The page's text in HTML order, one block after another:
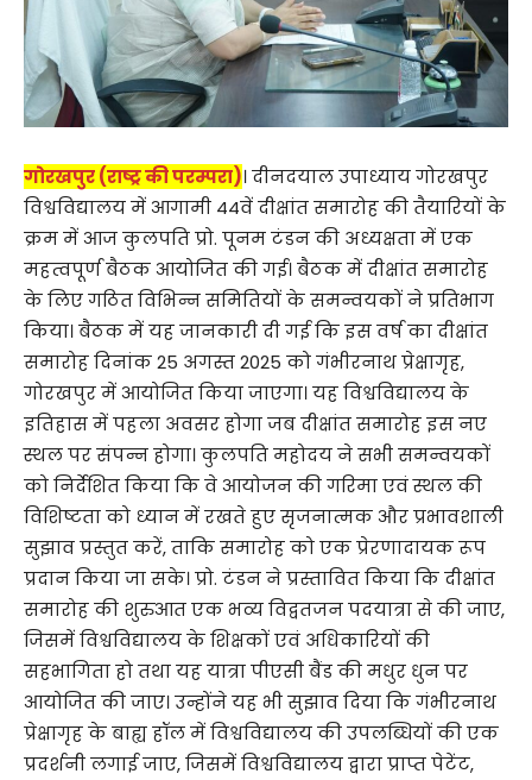
गोरखपुर (राष्ट्र की परम्परा)। दीनदयाल उपाध्याय गोरखपुर
विश्वविद्यालय में आगामी 44वें दीक्षांत समारोह की तैयारियों के
क्रम में आज कुलपति प्रो. पूनम टंडन की अध्यक्षता में एक
महत्वपूर्ण बैठक आयोजित की गई। बैठक में दीक्षांत समारोह
के लिए गठित विभिन्न समितियों के समन्वयकों ने प्रतिभाग
किया। बैठक में यह जानकारी दी गई कि इस वर्ष का दीक्षांत
समारोह दिनांक 25 अगस्त 2025 को गंभीरनाथ प्रेक्षागृह,
गोरखपुर में आयोजित किया जाएगा। यह विश्वविद्यालय के
इतिहास में पहला अवसर होगा जब दीक्षांत समारोह इस नए
स्थल पर संपन्न होगा। कुलपति महोदय ने सभी समन्वयकों
को निर्देशित किया कि वे आयोजन की गरिमा एवं स्थल की
विशिष्टता को ध्यान में रखते हुए सृजनात्मक और प्रभावशाली
सुझाव प्रस्तुत करें, ताकि समारोह को एक प्रेरणादायक रूप
प्रदान किया जा सके। प्रो. टंडन ने प्रस्तावित किया कि दीक्षांत
समारोह की शुरुआत एक भव्य विद्वतजन पदयात्रा से की जाए,
जिसमें विश्वविद्यालय के शिक्षकों एवं अधिकारियों की
सहभागिता हो तथा यह यात्रा पीएसी बैंड की मधुर धुन पर
आयोजित की जाए। उन्होंने यह भी सुझाव दिया कि गंभीरनाथ
प्रेक्षागृह के बाह्य हॉल में विश्वविद्यालय की उपलब्धियों की एक
प्रदर्शनी लगाई जाए, जिसमें विश्वविद्यालय द्वारा प्राप्त पेटेंट,